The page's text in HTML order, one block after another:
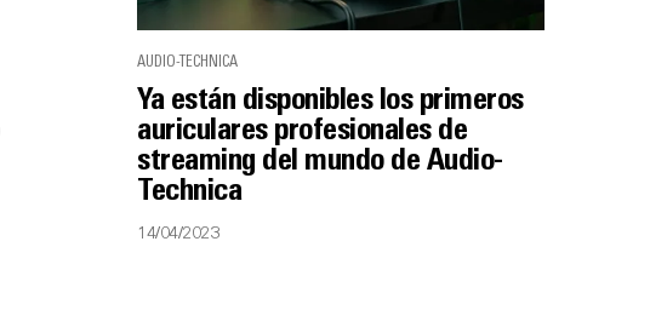
AUDIO-TECHNICA
Ya están disponibles los primeros
auriculares profesionales de
streaming del mundo de Audio-
Technica
14/04/2023